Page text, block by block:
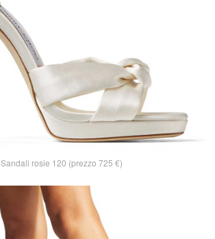
Sandali rosie 120 (prezzo 725 €)